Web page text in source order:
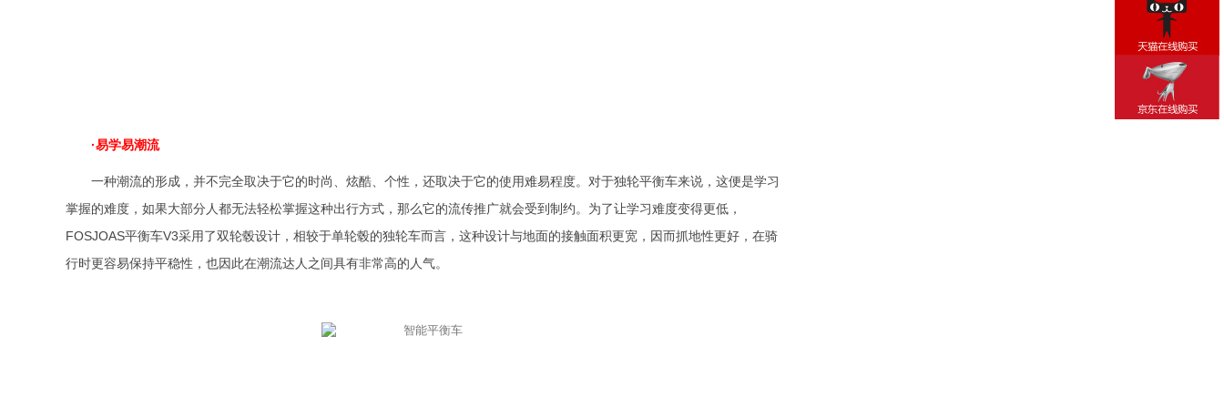
·易学易潮流
一种潮流的形成，并不完全取决于它的时尚、炫酷、个性，还取决于它的使用难易程度。对于独轮平衡车来说，这便是学习
掌握的难度，如果大部分人都无法轻松掌握这种出行方式，那么它的流传推广就会受到制约。为了让学习难度变得更低，
FOSJOAS平衡车V3采用了双轮毂设计，相较于单轮毂的独轮车而言，这种设计与地面的接触面积更宽，因而抓地性更好，在骑
行时更容易保持平稳性，也因此在潮流达人之间具有非常高的人气。